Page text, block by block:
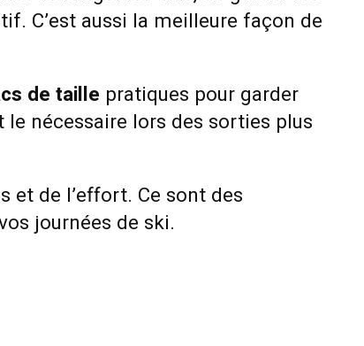
C’est aussi la meilleure façon de
de taille pratiques pour garder
nécessaire lors des sorties plus
et de l’effort. Ce sont des
journées de ski.